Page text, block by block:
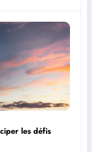
les défis